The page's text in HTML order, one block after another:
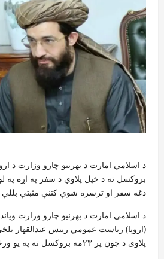
د اسلامي امارت د بهرنیو چارو وزارت د
بروکسل ته د خپل پلاوي د سفر په اړه
دغه سفر او ترسره شوې کتنې مثبتې
د اسلامي امارت د بهرنیو چارو وزارت
(اروپا) ریاست عمومي رییس عبدالقهار
پلاوی د جون پر ۲۳مه بروکسل ته په یو ورځني سفر تللی و.